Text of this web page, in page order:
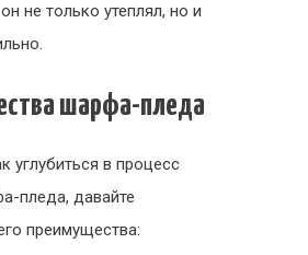
не только утеплял, но и
шарфа-пледа
углубиться в процесс
пледа, давайте
преимущества: